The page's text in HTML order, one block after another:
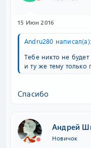
15 Июн 2016
Andru280 написал(а):
Тебе никто не
и ту же тему только
Спасибо
Андрей
Новичок